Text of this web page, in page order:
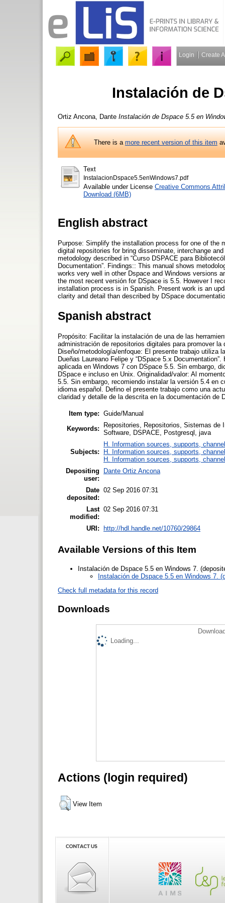
Login Create
Instalación de
Ortiz Ancona, Dante Instalación de Dspace 5.5 en
There is amore recent version of this item
Text
InstalacionDspace5.5enWindows7.pdf
Available under License Creative Commons
Download (6MB)
English abstract
Purpose: Simplify the installation process for one of the
digital repositories for bring disseminate, interchange
metodology described in “Curso DSPACE para
Documentation”. Findings:: This manual shows
works very well in other Dspace and Windows versions
the most recent versión for DSpace is 5.5. However I
installation process is in Spanish. Present work is an
clarity and detail than described by DSpace
Spanish abstract
Propósito: Facilitar la instalación de una de las
administración de repositorios digitales para promover
Diseño/metodología/enfoque: El presente trabajo utiliza
Dueñas Laureano Felipe y “DSpace 5.x
aplicada en Windows 7 con DSpace 5.5. Sin embargo,
DSpace e incluso en Unix. Originalidad/valor: Al
5.5. Sin embargo, recomiendo instalar la versión 5.4 en
idioma español. Defino el presente trabajo como una
claridad y detalle de la descrita en la documentación de
Item type: Guide/Manual
Keywords:
Repositories, Repositorios, Sistemas de
Software, DSPACE, Postgresql, java
Subjects:
H. Information sources, supports,
H. Information sources, supports,
H. Information sources, supports,
Depositing
user:
Dante Ortiz Ancona
Date
deposited:
02 Sep 2016 07:31
Last
modified:
02 Sep 2016 07:31
URI: http://hdl.handle.net/10760/29864
Available Versions of this Item
Instalación de Dspace 5.5 en Windows 7.
Instalación de Dspace 5.5 en Windows 7.
Check full metadata for this record
Downloads
Loading...
Actions (login required)
View Item